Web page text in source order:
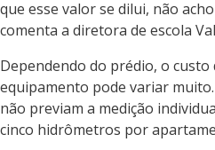
que esse valor se dilui, não
comenta a diretora de escola
Dependendo do prédio, o custo
equipamento pode variar
não previam a medição
cinco hidrômetros por